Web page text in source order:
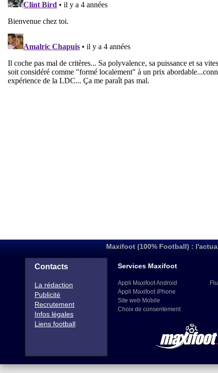
Maxifoot (100% Football) :
Contacts
La rédaction
Publicité
Recrutement
Infos légales
Liens football
Services Maxifoot
Appli Maxifoot Android
Appli Maxifoot iPhone
Site web Mobile
Choix de consentement